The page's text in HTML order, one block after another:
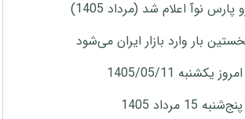
نوآ اعلام شد (مرداد 1405)
1405/05/11
1405